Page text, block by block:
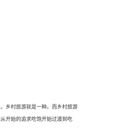
乡村旅游就是一种。而乡村旅游
开始的追求吃饱开始过渡到吃